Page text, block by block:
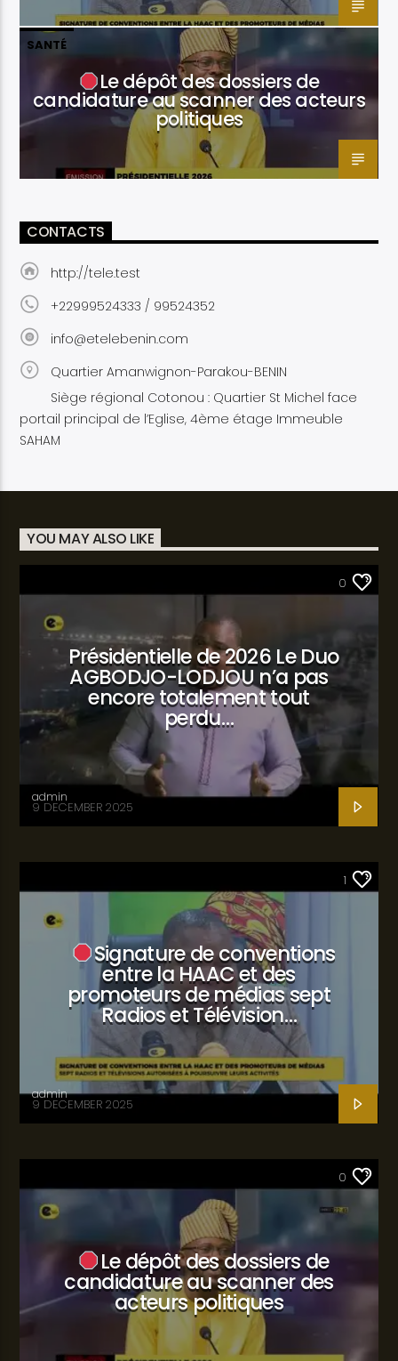
SANTÉ
Le dépôt des dossiers de
candidature au scanner des acteurs
politiques
CONTACTS
http://tele.test
+22999524333 / 99524352
info@etelebenin.com
Quartier Amanwignon-Parakou-BENIN
Siège régional Cotonou : Quartier St Michel face
portail principal de l’Eglise, 4ème étage Immeuble
SAHAM
YOU MAY ALSO LIKE
0
Présidentielle de 2026 Le Duo
AGBODJO-LODJOU n’a pas
encore totalement tout
perdu…
admin
9 DECEMBER 2025
1
Signature de conventions
entre la HAAC et des
promoteurs de médias sept
Radios et Télévision…
admin
9 DECEMBER 2025
0
Le dépôt des dossiers de
candidature au scanner des
acteurs politiques